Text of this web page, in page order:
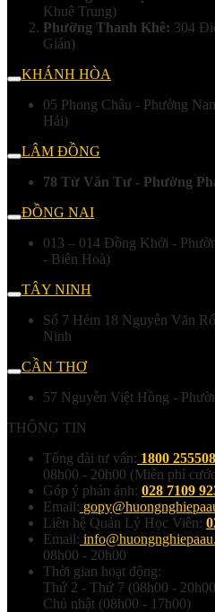
Khuê Trung)
Phường Thanh Khê: 304
Gián)
KHÁNH HÒA
05 Phong Châu - Phường
Hải)
LÂM ĐỒNG
78 Từ Văn Tư - Phường
ĐỒNG NAI
013 – 014 Đồng Khởi -
- Biên Hoà)
TÂY NINH
Số 7 Hẻm 18 Nguyễn Văn
Ninh
CẦN THƠ
57 Nguyễn Việt Hồng -
THÔNG TIN
Tổng đài tư vấn: 1800 255508
08h00 - 20h00 (Miễn phí
Góp ý phản ánh: 028 7109
Email:
Liên hệ Quản Lý Học Viên:
Email:
08h00 - 20h00
Thời gian hoạt động:
Thứ 2 - Thứ 7 (08h00 -
Chủ nhật (08h00 - 17h00)